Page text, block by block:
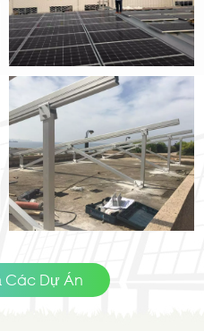
ĐỌC THÊM
ĐỌC THÊM
Các Dự Án